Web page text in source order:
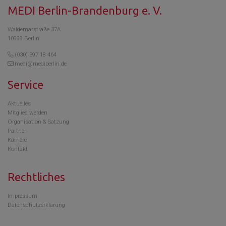
MEDI Berlin-Brandenburg e. V.
Waldemarstraße 37A
10999 Berlin
(030) 397 18 464
medi@mediberlin.de
Service
Aktuelles
Mitglied werden
Organisation & Satzung
Partner
Karriere
Kontakt
Rechtliches
Impressum
Datenschutzerklärung